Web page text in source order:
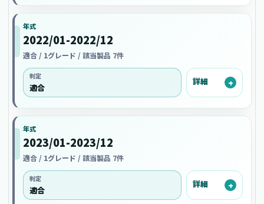
年式
2022/01-2022/12
適合 / 1グレード / 該当製品 7件
判定
適合
詳細
年式
2023/01-2023/12
適合 / 1グレード / 該当製品 7件
判定
適合
詳細